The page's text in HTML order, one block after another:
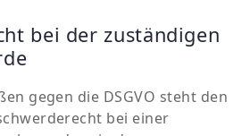
bei der zuständigen
gegen die DSGVO steht den
bei einer